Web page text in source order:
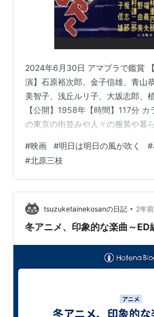
2024年6月30日 アマプラで鑑賞
演】石原裕次郎、金子信雄、青山
美智子、浅丘ルリ子、大坂志郎、
【公開】1958年【時間】117分
の東京の街並みや人々の服装や暮
郎フィーバーが起こったのも分か
#映画 #明日は明日の風が吹く #
#北原三枝
tsuzuketainekosanの日記 • 2年前
冬アニメ、印象的な楽曲～ED